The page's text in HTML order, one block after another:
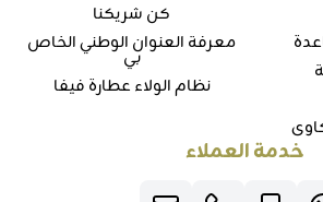
كن شريكنا
معرفة العنوان الوطني الخاص
بي
نظام الولاء عطارة فيفا
خدمة العملاء